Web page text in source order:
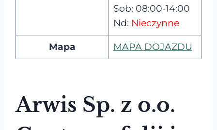
Sob: 08:00-14:00
Nd: Nieczynne
Mapa MAPA DOJAZDU
Arwis Sp. z o.o.